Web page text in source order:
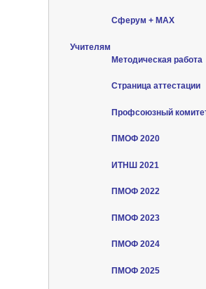
Сферум + MAX
Учителям
Методическая работа
Страница аттестации
Профсоюзный
ПМОФ 2020
ИТНШ 2021
ПМОФ 2022
ПМОФ 2023
ПМОФ 2024
ПМОФ 2025